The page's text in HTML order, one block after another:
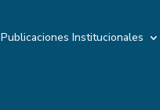
Publicaciones Institucionales